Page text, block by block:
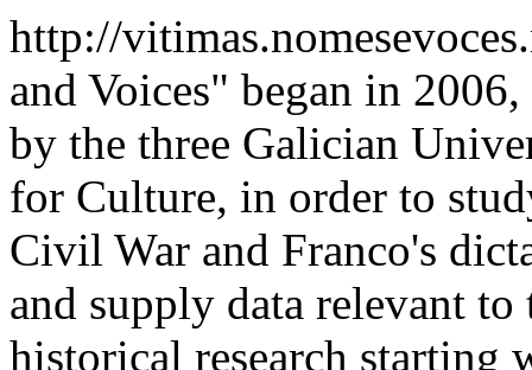
http://
and Voices" began in
by the three Galician
for Culture, in order to
Civil War and Franco's
and supply data relevant
historical research starting